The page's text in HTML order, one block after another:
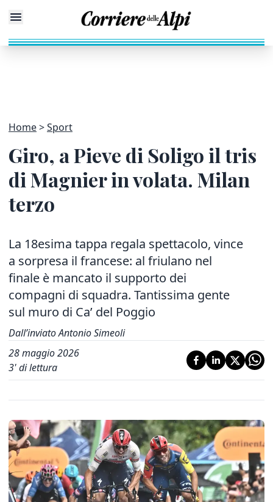
Home Sport
Giro, a Pieve di Soligo il tris
di Magnier in volata. Milan
terzo
La 18esima tappa regala spettacolo, vince
a sorpresa il francese: al friulano nel
finale è mancato il supporto dei
compagni di squadra. Tantissima gente
sul muro di Ca’ del Poggio
Dall’inviato Antonio Simeoli
28 maggio 2026
3' di lettura